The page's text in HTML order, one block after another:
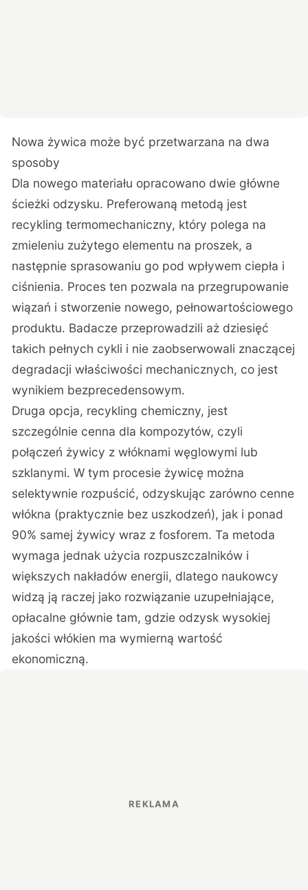
Nowa żywica może być przetwarzana na dwa
sposoby
Dla nowego materiału opracowano dwie główne
ścieżki odzysku. Preferowaną metodą jest
recykling termomechaniczny, który polega na
zmieleniu zużytego elementu na proszek, a
następnie sprasowaniu go pod wpływem ciepła i
ciśnienia. Proces ten pozwala na przegrupowanie
wiązań i stworzenie nowego, pełnowartościowego
produktu. Badacze przeprowadzili aż dziesięć
takich pełnych cykli i nie zaobserwowali znaczącej
degradacji właściwości mechanicznych, co jest
wynikiem bezprecedensowym.
Druga opcja, recykling chemiczny, jest
szczególnie cenna dla kompozytów, czyli
połączeń żywicy z włóknami węglowymi lub
szklanymi. W tym procesie żywicę można
selektywnie rozpuścić, odzyskując zarówno cenne
włókna (praktycznie bez uszkodzeń), jak i ponad
90% samej żywicy wraz z fosforem. Ta metoda
wymaga jednak użycia rozpuszczalników i
większych nakładów energii, dlatego naukowcy
widzą ją raczej jako rozwiązanie uzupełniające,
opłacalne głównie tam, gdzie odzysk wysokiej
jakości włókien ma wymierną wartość
ekonomiczną.